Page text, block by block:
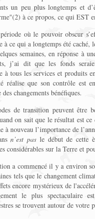
un peu plus longtemps et
à ce propos, ce qui EST
où le pouvoir obscur
à ce qui a longtemps été caché,
semaines, en réponse à
j’ai dit que les fonds
à tous les services et produits
réalise que son contrôle est
changements bénéfiques.
de transition peuvent être
on sait que le résultat est
à nouveau l’importance de
n’est pas le début de cette
considérables sur la Terre et
a commencé il y a environ
tels que le changement
encore mystérieux de
le plus spectaculaire
se trouvent autour de votre